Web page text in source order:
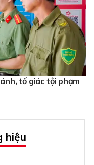
tố giác tội phạm
hiệu